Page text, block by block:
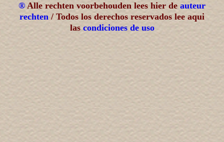
® Alle rechten voorbehouden lees hier de auteur
rechten / Todos los derechos reservados lee aqui
las condiciones de uso